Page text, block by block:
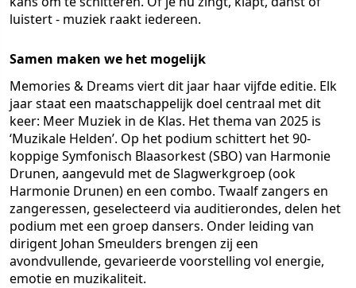
luistert - muziek raakt iedereen.
Samen maken we het mogelijk
Memories & Dreams viert dit jaar haar vijfde editie. Elk
jaar staat een maatschappelijk doel centraal met dit
keer: Meer Muziek in de Klas. Het thema van 2025 is
‘Muzikale Helden’. Op het podium schittert het 90-
koppige Symfonisch Blaasorkest (SBO) van Harmonie
Drunen, aangevuld met de Slagwerkgroep (ook
Harmonie Drunen) en een combo. Twaalf zangers en
zangeressen, geselecteerd via auditierondes, delen het
podium met een groep dansers. Onder leiding van
dirigent Johan Smeulders brengen zij een
avondvullende, gevarieerde voorstelling vol energie,
emotie en muzikaliteit.